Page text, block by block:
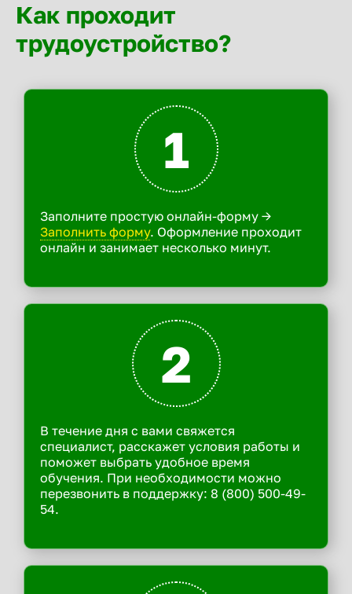
Как проходит
трудоустройство?
1
Заполните простую онлайн-форму ->
Заполнить форму. Оформление проходит
онлайн и занимает несколько минут.
2
В течение дня с вами свяжется
специалист, расскажет условия работы и
поможет выбрать удобное время
обучения. При необходимости можно
перезвонить в поддержку: 8 (800) 500-49-
54.